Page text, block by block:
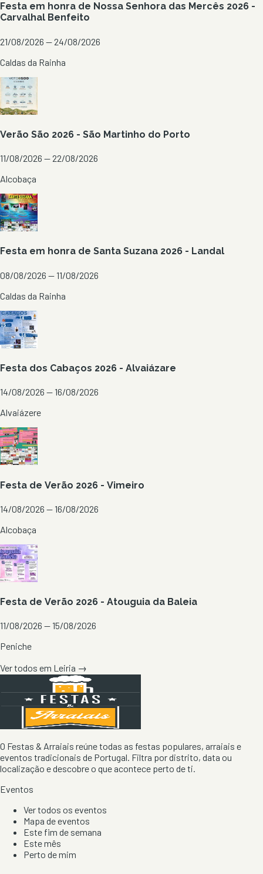
Festa em honra de Nossa Senhora das Mercês 2026 -
Carvalhal Benfeito
21/08/2026 — 24/08/2026
Caldas da Rainha
Verão São 2026 - São Martinho do Porto
11/08/2026 — 22/08/2026
Alcobaça
Festa em honra de Santa Suzana 2026 - Landal
08/08/2026 — 11/08/2026
Caldas da Rainha
Festa dos Cabaços 2026 - Alvaiázare
14/08/2026 — 16/08/2026
Alvaiázere
Festa de Verão 2026 - Vimeiro
14/08/2026 — 16/08/2026
Alcobaça
Festa de Verão 2026 - Atouguia da Baleia
11/08/2026 — 15/08/2026
Peniche
Ver todos em Leiria →
O Festas & Arraiais reúne todas as festas populares, arraiais e
eventos tradicionais de Portugal. Filtra por distrito, data ou
localização e descobre o que acontece perto de ti.
Eventos
Ver todos os eventos
Mapa de eventos
Este fim de semana
Este mês
Perto de mim